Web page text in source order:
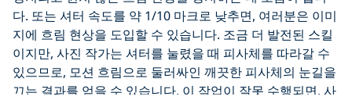
다. 또는 셔터 속도를 약 1/10 마크로 낮추면, 여러분은 이미
지에 흐림 현상을 도입할 수 있습니다. 조금 더 발전된 스킬
이지만, 사진 작가는 셔터를 눌렸을 때 피사체를 따라갈 수
있으므로, 모션 흐림으로 둘러싸인 깨끗한 피사체의 눈길을
끄는 결과를 얻을 수 있습니다. 이 작업이 잘못 수행되면, 사